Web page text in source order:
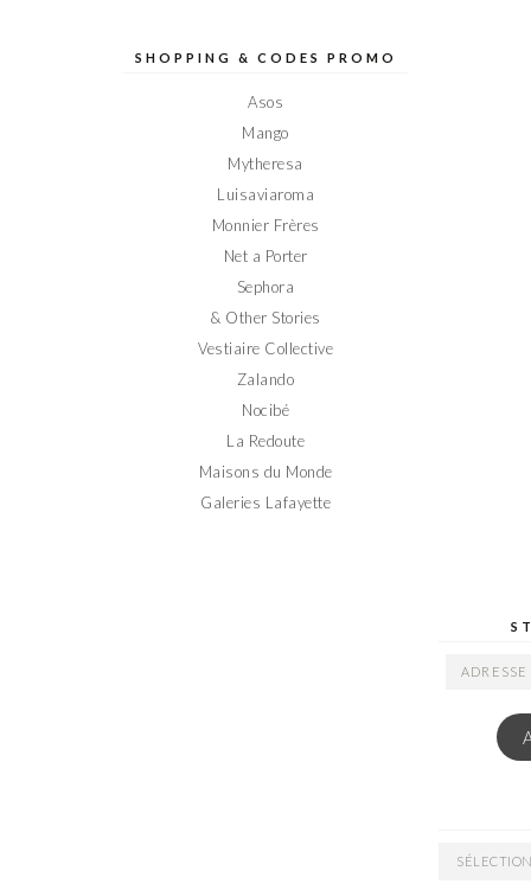
sursur sur sur sur
SHOPPING & CODES PROMO
Asos
Mango
Mytheresa
Luisaviaroma
Monnier Frères
Net a Porter
Sephora
& Other Stories
Vestiaire Collective
Zalando
Nocibé
La Redoute
Maisons du Monde
Galeries Lafayette
ADRESSE
ARCHIVES